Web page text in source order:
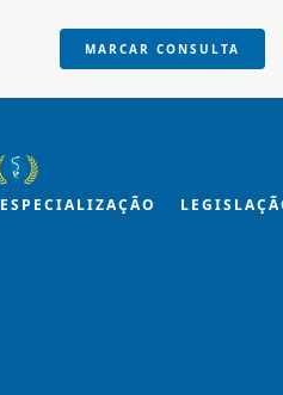
MARCAR CONSULTA
ESPECIALIZAÇÃO